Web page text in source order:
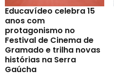
Educavídeo celebra 15
anos com
protagonismo no
Festival de Cinema de
Gramado e trilha novas
histórias na Serra
Gaúcha